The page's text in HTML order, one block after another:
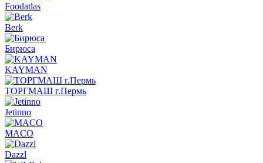
Foodatlas
Berk
Бирюса
KAYMAN
ТОРГМАШ г.Пермь
Jetinno
MACO
Dazzl